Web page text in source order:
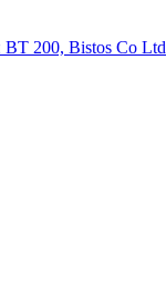
200, Bistos Co Ltd